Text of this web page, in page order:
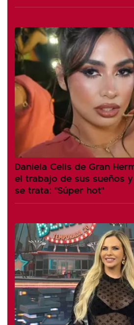
Daniela Celis de Gran
el trabajo de sus sueños
se trata: "Súper hot"